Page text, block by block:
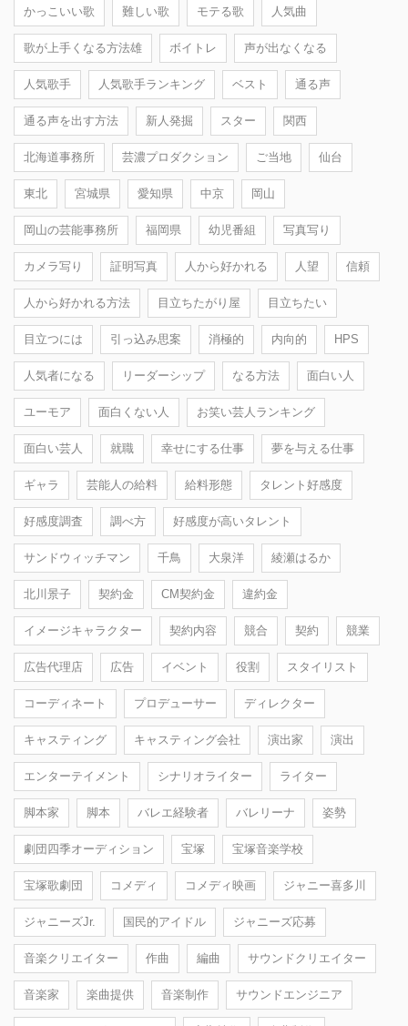
かっこいい歌 難しい歌 モテる歌 人気曲
歌が上手くなる方法雄 ボイトレ 声が出なくなる
人気歌手 人気歌手ランキング ベスト 通る声
通る声を出す方法 新人発掘 スター 関西
北海道事務所 芸濃プロダクション ご当地 仙台
東北 宮城県 愛知県 中京 岡山
岡山の芸能事務所 福岡県 幼児番組 写真写り
カメラ写り 証明写真 人から好かれる 人望 信頼
人から好かれる方法 目立ちたがり屋 目立ちたい
目立つには 引っ込み思案 消極的 内向的 HPS
人気者になる リーダーシップ なる方法 面白い人
ユーモア 面白くない人 お笑い芸人ランキング
面白い芸人 就職 幸せにする仕事 夢を与える仕事
ギャラ 芸能人の給料 給料形態 タレント好感度
好感度調査 調べ方 好感度が高いタレント
サンドウィッチマン 千鳥 大泉洋 綾瀬はるか
北川景子 契約金 CM契約金 違約金
イメージキャラクター 契約内容 競合 契約 競業
広告代理店 広告 イベント 役割 スタイリスト
コーディネート プロデューサー ディレクター
キャスティング キャスティング会社 演出家 演出
エンターテイメント シナリオライター ライター
脚本家 脚本 バレエ経験者 バレリーナ 姿勢
劇団四季オーディション 宝塚 宝塚音楽学校
宝塚歌劇団 コメディ コメディ映画 ジャニー喜多川
ジャニーズJr. 国民的アイドル ジャニーズ応募
音楽クリエイター 作曲 編曲 サウンドクリエイター
音楽家 楽曲提供 音楽制作 サウンドエンジニア